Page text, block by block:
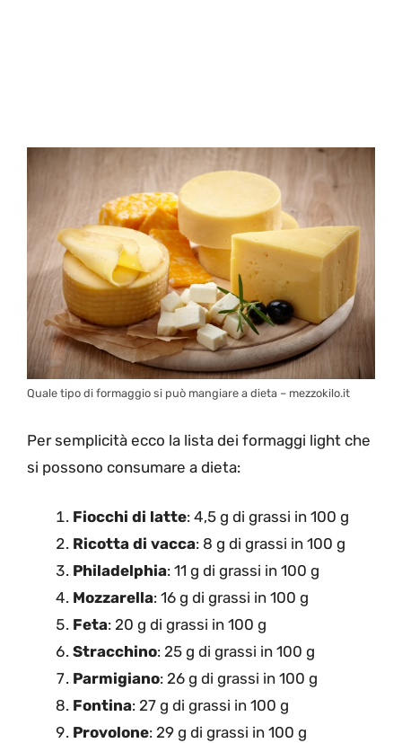
Quale tipo di formaggio si può mangiare a dieta – mezzokilo.it
Per semplicità ecco la lista dei formaggi light che
si possono consumare a dieta:
Fiocchi di latte: 4,5 g di grassi in 100 g
Ricotta di vacca: 8 g di grassi in 100 g
Philadelphia: 11 g di grassi in 100 g
Mozzarella: 16 g di grassi in 100 g
Feta: 20 g di grassi in 100 g
Stracchino: 25 g di grassi in 100 g
Parmigiano: 26 g di grassi in 100 g
Fontina: 27 g di grassi in 100 g
Provolone: 29 g di grassi in 100 g